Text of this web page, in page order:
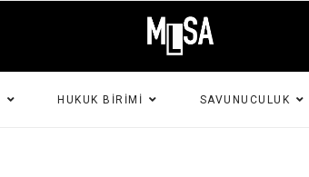
HUKUK BIRIMI SAVUNUCULUK